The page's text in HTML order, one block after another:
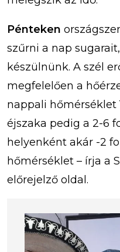
Pénteken
szűrni a nap
készülnünk. A szél
megfelelően a
nappali hőmérséklet
éjszaka pedig a 2-6
helyenként akár -2
hőmérséklet – írja a
előrejelző oldal.